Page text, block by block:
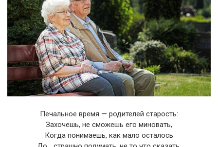
Печальное время — родителей старость:
Захочешь, не сможешь его миновать,
Когда понимаешь, как мало осталось